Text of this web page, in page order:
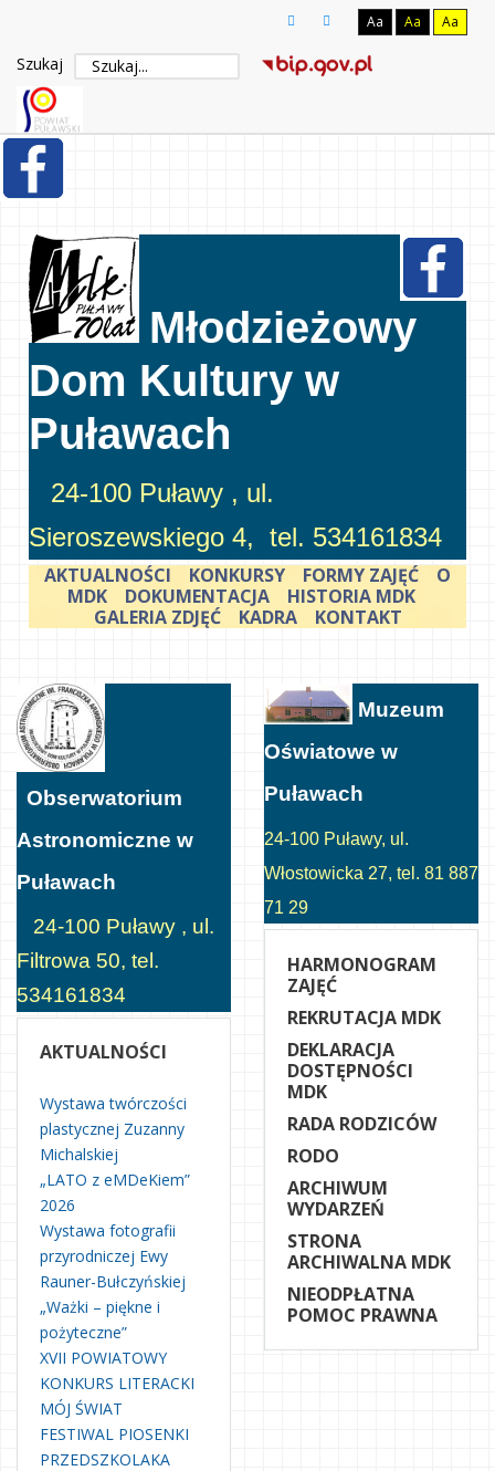
Aa Aa Aa
Szukaj
Młodzieżowy
Dom Kultury w
Puławach
24-100 Puławy , ul.
Sieroszewskiego 4, tel. 534161834
AKTUALNOŚCI KONKURSY FORMY ZAJĘĆ
O
MDK
DOKUMENTACJA
HISTORIA MDK
GALERIA ZDJĘĆ
KADRA KONTAKT
Obserwatorium
Astronomiczne w
Puławach
24-100 Puławy , ul.
Filtrowa 50, tel.
534161834
AKTUALNOŚCI
Wystawa twórczości
plastycznej Zuzanny
Michalskiej
„LATO z eMDeKiem”
2026
Wystawa fotografii
przyrodniczej Ewy
Rauner-Bułczyńskiej
„Ważki – piękne i
pożyteczne”
XVII POWIATOWY
KONKURS LITERACKI
MÓJ ŚWIAT
FESTIWAL PIOSENKI
PRZEDSZKOLAKA
Muzeum
Oświatowe w
Puławach
24-100 Puławy, ul.
Włostowicka 27, tel. 81 887
71 29
HARMONOGRAM
ZAJĘĆ
REKRUTACJA MDK
DEKLARACJA
DOSTĘPNOŚCI
MDK
RADA RODZICÓW
RODO
ARCHIWUM
WYDARZEŃ
STRONA
ARCHIWALNA MDK
NIEODPŁATNA
POMOC PRAWNA